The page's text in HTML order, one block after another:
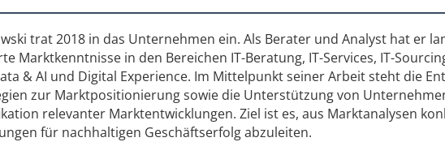
trat 2018 in das Unternehmen ein. Als Berater und Analyst hat er
Marktkenntnisse in den Bereichen IT-Beratung, IT-Services, IT-
& AI und Digital Experience. Im Mittelpunkt seiner Arbeit steht die
zur Marktpositionierung sowie die Unterstützung von
relevanter Marktentwicklungen. Ziel ist es, aus Marktanalysen
für nachhaltigen Geschäftserfolg abzuleiten.